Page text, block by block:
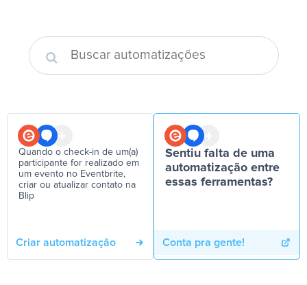
Quando o check-in de um(a)
participante for realizado em
um evento no Eventbrite,
criar ou atualizar contato na
Blip
Criar automatização
Sentiu falta de uma
automatização entre
essas ferramentas?
Conta pra gente!